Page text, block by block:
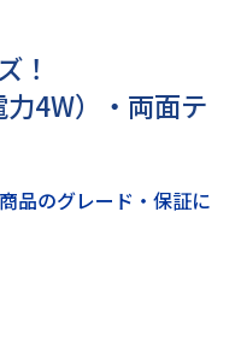
！
4W）・両面テ
品のグレード・保証に